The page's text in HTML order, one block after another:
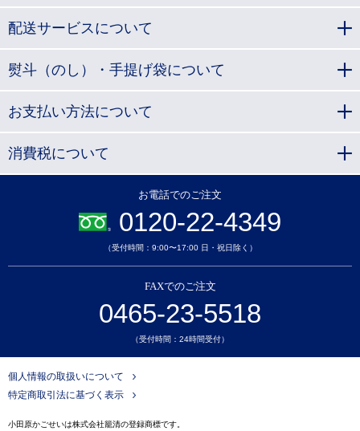
配送サービスについて
熨斗（のし）・手提げ袋について
お支払い方法について
消費税について
お電話でのご注文
0120-22-4349
（受付時間：9:00〜17:00 日・祝日除く）
FAXでのご注文
0465-23-5518
（受付時間：24時間受付）
個人情報の取扱いについて
特定商取引法に基づく表示
小田原かごせいは株式会社籠清の登録商標です。